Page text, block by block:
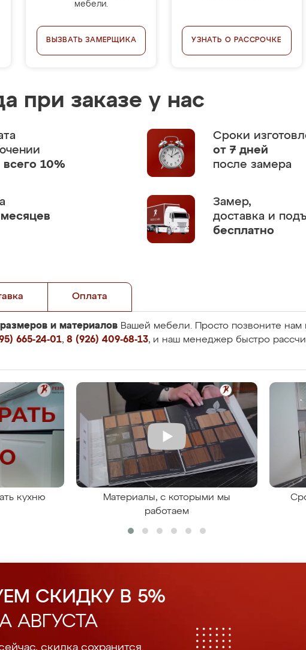
мебели.
ВЫЗВАТЬ ЗАМЕРЩИКА УЗНАТЬ О РАССРОЧКЕ
при заказе у нас
всего 10%
Сроки
от 7 дней
после замера
Замер,
доставка и
бесплатно
Оплата
размеров и материалов Вашей мебели. Просто позвоните
665-24-01, 8 (926) 409-68-13, и наш менеджер быстро
кухню
Материалы, с которыми мы
работаем
СКИДКУ В 5%
АВГУСТА
скидка сохранится.